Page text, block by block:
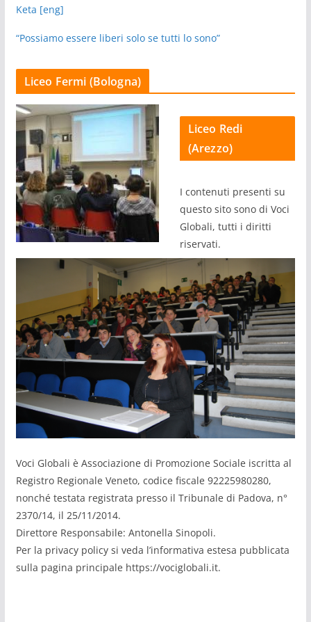
Keta [eng]
“Possiamo essere liberi solo se tutti lo sono”
Liceo Fermi (Bologna)
Liceo Redi
(Arezzo)
I contenuti presenti su
questo sito sono di Voci
Globali, tutti i diritti
riservati.
Voci Globali è Associazione di Promozione Sociale iscritta al
Registro Regionale Veneto, codice fiscale 92225980280,
nonché testata registrata presso il Tribunale di Padova, n°
2370/14, il 25/11/2014.
Direttore Responsabile: Antonella Sinopoli.
Per la privacy policy si veda l’informativa estesa pubblicata
sulla pagina principale https://vociglobali.it.